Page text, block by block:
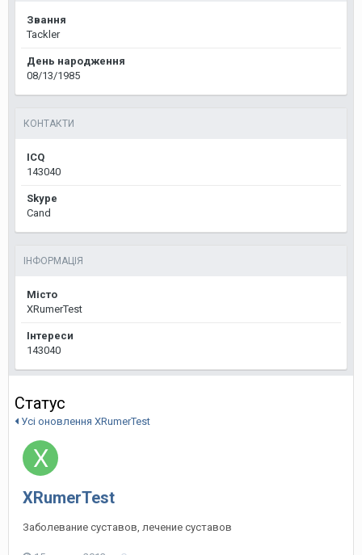
Звання
Tackler
День народження
08/13/1985
КОНТАКТИ
ICQ
143040
Skype
Cand
ІНФОРМАЦІЯ
Місто
XRumerTest
Інтереси
143040
Статус
Усі оновлення XRumerTest
XRumerTest
Заболевание суставов, лечение суставов